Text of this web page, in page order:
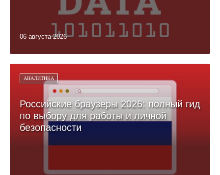
06 августа 2026
АНАЛИТИКА
Российские браузеры 2026: полный гид
по выбору для работы и личной
безопасности